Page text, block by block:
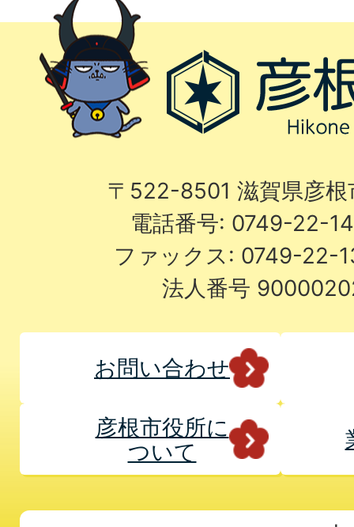
〒522-8501 滋賀県彦
電話番号: 0749-22-
ファックス: 0749-22-
法人番号
お問い合わせ
彦根市役所に
ついて